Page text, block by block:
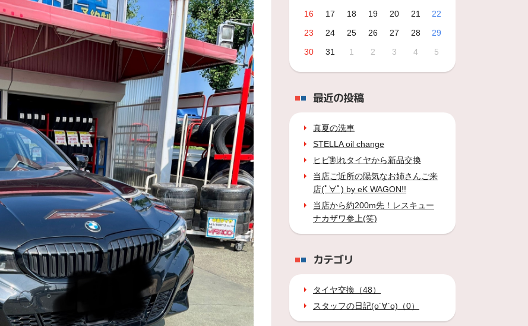
16
17 18 19 20 21
22
23
24 25 26 27 28
29
30
31 1 2 3 4 5
最近の投稿
真夏の洗車
STELLA oil change
ヒビ割れタイヤから新品交換
当店ご近所の陽気なお姉さんご来
店(ﾟ∀ﾟ) by eK WAGON!!
当店から約200m先！レスキュー
ナカザワ参上(笑)
カテゴリ
タイヤ交換（48）
スタッフの日記(о´∀`о)（0）